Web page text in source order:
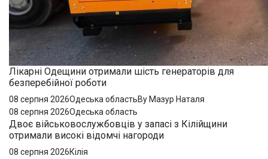
Лікарні Одещини отримали шість генераторів для
безперебійної роботи
08 серпня 2026Одеська областьBy Мазур Наталя
08 серпня 2026Одеська область
Двоє військовослужбовців у запасі з Кілійщини
отримали високі відомчі нагороди
08 серпня 2026Кілія